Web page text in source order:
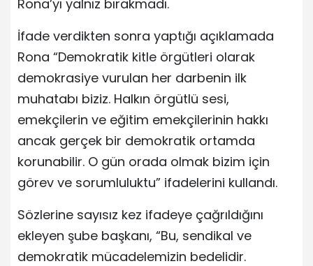
Rona’yı yalnız bırakmadı.
İfade verdikten sonra yaptığı açıklamada
Rona “Demokratik kitle örgütleri olarak
demokrasiye vurulan her darbenin ilk
muhatabı biziz. Halkın örgütlü sesi,
emekçilerin ve eğitim emekçilerinin hakkı
ancak gerçek bir demokratik ortamda
korunabilir. O gün orada olmak bizim için
görev ve sorumluluktu” ifadelerini kullandı.
Sözlerine sayısız kez ifadeye çağrıldığını
ekleyen şube başkanı, “Bu, sendikal ve
demokratik mücadelemizin bedelidir.